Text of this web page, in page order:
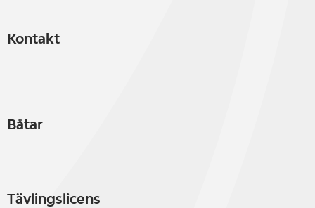
Kontakt
Båtar
Tävlingslicens